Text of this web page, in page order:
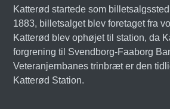
Katterød startede som
1883, billetsalget blev foretaget fra
Katterød blev ophøjet til station, da
forgrening til Svendborg-Faaborg
Veteranjernbanes trinbræt er den
Katterød Station.